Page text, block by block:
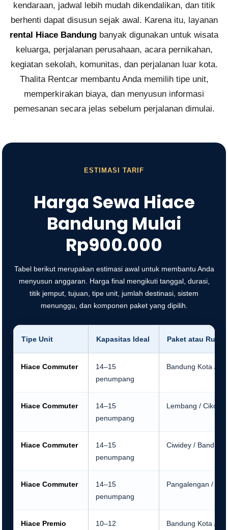
kendaraan, jadwal lebih mudah dikendalikan, dan titik
berhenti dapat disusun sejak awal. Karena itu, layanan
rental Hiace Bandung banyak digunakan untuk wisata
keluarga, perjalanan perusahaan, acara pernikahan,
kegiatan sekolah, komunitas, dan perjalanan luar kota.
Thalita Rentcar membantu Anda memilih tipe unit,
memperkirakan biaya, dan menyusun informasi
pemesanan secara jelas sebelum perjalanan dimulai.
ESTIMASI TARIF
Harga Sewa Hiace
Bandung Mulai
Rp900.000
Tabel berikut merupakan estimasi awal untuk membantu Anda
menyusun anggaran. Harga final mengikuti tanggal, durasi,
titik jemput, tujuan, tipe unit, jumlah destinasi, sistem
menunggu, dan komponen paket yang dipilih.
Tipe Unit Kapasitas Ideal Paket atau Rute
Hiace Commuter
14–15
penumpang
Bandung Kota /
Hiace Commuter
14–15
penumpang
Lembang / Cikole
Hiace Commuter
14–15
penumpang
Ciwidey /
Hiace Commuter
14–15
penumpang
Pangalengan /
Hiace Premio 10–12 Bandung Kota /